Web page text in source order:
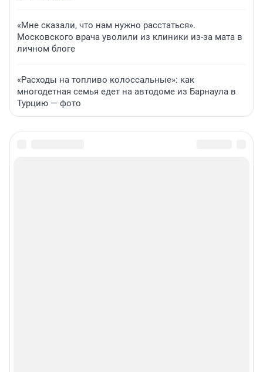
«Мне сказали, что нам нужно расстаться».
Московского врача уволили из клиники из-за мата в
личном блоге
«Расходы на топливо колоссальные»: как
многодетная семья едет на автодоме из Барнаула в
Турцию — фото